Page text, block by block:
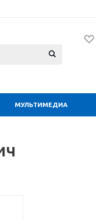
МУЛЬТИМЕДИА